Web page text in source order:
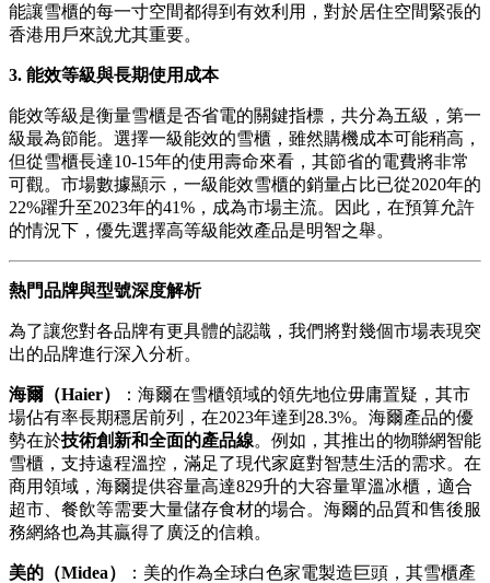
能讓雪櫃的每一寸空間都得到有效利用，對於居住空間緊張的
香港用戶來說尤其重要。
3. 能效等級與長期使用成本
能效等級是衡量雪櫃是否省電的關鍵指標，共分為五級，第一
級最為節能。選擇一級能效的雪櫃，雖然購機成本可能稍高，
但從雪櫃長達10-15年的使用壽命來看，其節省的電費將非常
可觀。市場數據顯示，一級能效雪櫃的銷量占比已從2020年的
22%躍升至2023年的41%，成為市場主流。因此，在預算允許
的情況下，優先選擇高等級能效產品是明智之舉。
熱門品牌與型號深度解析
為了讓您對各品牌有更具體的認識，我們將對幾個市場表現突
出的品牌進行深入分析。
海爾（Haier）
：海爾在雪櫃領域的領先地位毋庸置疑，其市
場佔有率長期穩居前列，在2023年達到28.3%。海爾產品的優
勢在於技術創新和全面的產品線。例如，其推出的物聯網智能
雪櫃，支持遠程溫控，滿足了現代家庭對智慧生活的需求。在
商用領域，海爾提供容量高達829升的大容量單溫冰櫃，適合
超市、餐飲等需要大量儲存食材的場合。海爾的品質和售後服
務網絡也為其贏得了廣泛的信賴。
美的（Midea）
：美的作為全球白色家電製造巨頭，其雪櫃產